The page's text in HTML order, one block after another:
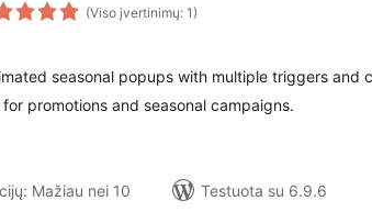
(Viso įvertinimų: 1)
seasonal popups with multiple triggers and
promotions and seasonal campaigns.
Mažiau nei 10
Testuota su 6.9.6